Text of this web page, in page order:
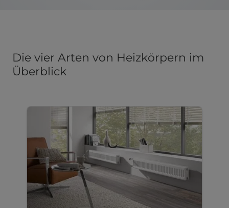
Die vier Arten von Heizkörpern im
Überblick